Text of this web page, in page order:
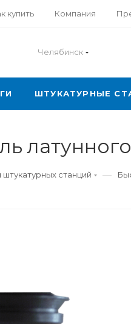
купить Компания
Челябинск
ШТУКАТУРНЫЕ
штукатурных станций —